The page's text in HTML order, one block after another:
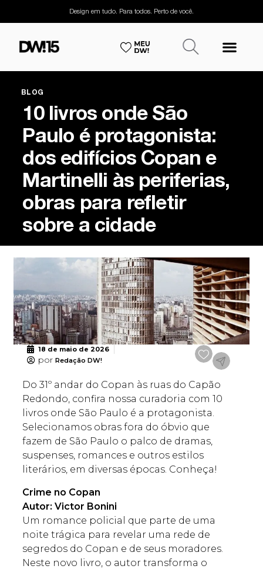
Design em tudo. Para todos. Perto de você.
BLOG
10 livros onde São
Paulo é protagonista:
dos edifícios Copan e
Martinelli às periferias,
obras para refletir
sobre a cidade
18 de maio de 2026
por Redação DW!
Do 31º andar do Copan às ruas do Capão
Redondo, confira nossa curadoria com 10
livros onde São Paulo é a protagonista.
Selecionamos obras fora do óbvio que
fazem de São Paulo o palco de dramas,
suspenses, romances e outros estilos
literários, em diversas épocas. Conheça!
Crime no Copan
Autor: Victor Bonini
Um romance policial que parte de uma
noite trágica para revelar uma rede de
segredos do Copan e de seus moradores.
Neste novo livro, o autor transforma o